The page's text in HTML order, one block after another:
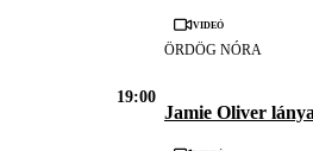
Videó
ÖRDÖG NÓRA
19:00
Jamie Oliver